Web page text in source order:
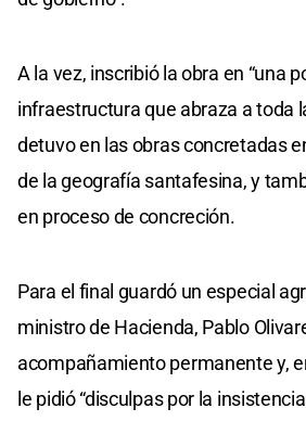
A la vez, inscribió la obra en “una
infraestructura que abraza a toda
detuvo en las obras concretadas
de la geografía santafesina, y
en proceso de concreción.
Para el final guardó un especial
ministro de Hacienda, Pablo
acompañamiento permanente y,
le pidió “disculpas por la